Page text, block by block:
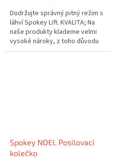
Dodržujte správný pitný režim s
láhví Spokey Lift. KVALITA; Na
naše produkty klademe velmi
vysoké nároky, z toho důvodu
dbáme na to, aby na jejich
Spokey NOEL Posilovací
kolečko